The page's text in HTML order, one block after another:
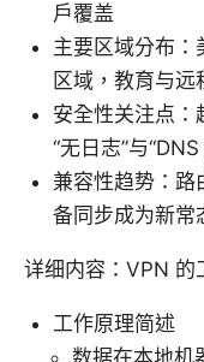
户覆盖
主要区域分布：
区域，教育与
安全性关注点
“无日志”与
兼容性趋势：
备同步成为新常
详细内容：VPN 的
工作原理简述